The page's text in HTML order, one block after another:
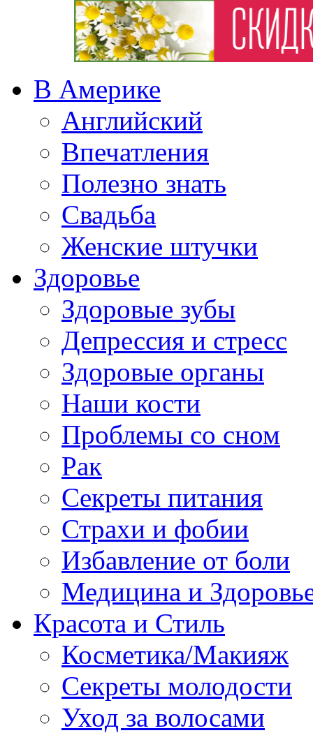
В Америке
Английский
Впечатления
Полезно знать
Свадьба
Женские штучки
Здоровье
Здоровые зубы
Депрессия и стресс
Здоровые органы
Наши кости
Проблемы со сном
Рак
Секреты питания
Страхи и фобии
Избавление от боли
Медицина и
Красота и Стиль
Косметика/Макияж
Секреты молодости
Уход за волосами